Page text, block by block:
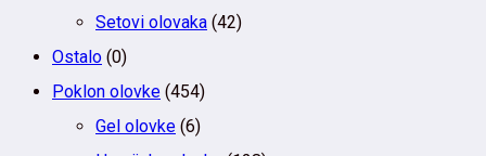
Setovi olovaka (42)
Ostalo (0)
Poklon olovke (454)
Gel olovke (6)